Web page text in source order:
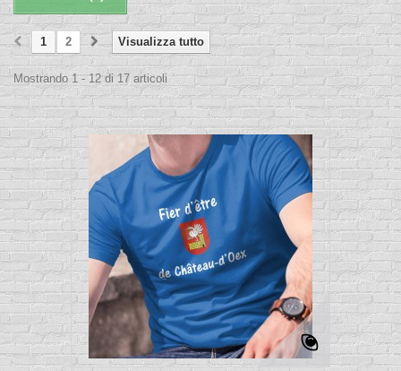
Visualizza tutto
1 2
Mostrando 1 - 12 di 17 articoli